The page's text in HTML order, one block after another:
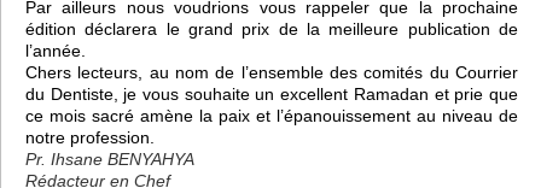
Par ailleurs nous voudrions vous rappeler que la prochaine
édition déclarera le grand prix de la meilleure publication de
l’année.
Chers lecteurs, au nom de l’ensemble des comités du Courrier
du Dentiste, je vous souhaite un excellent Ramadan et prie que
ce mois sacré amène la paix et l’épanouissement au niveau de
notre profession.
Pr. Ihsane BENYAHYA
Rédacteur en Chef